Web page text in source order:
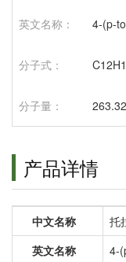
英文名称： 4-(p-
分子式：
分子量： 263.32
产品详情
中文名称
托
英文名称
4-